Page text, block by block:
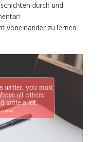
durch und
voneinander zu lernen